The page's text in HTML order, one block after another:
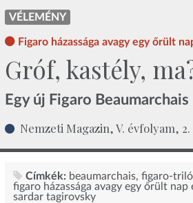
VÉLEMÉNY
Figaro házassága avagy egy őrült
Gróf, kastély,
Egy új Figaro
Nemzeti Magazin, V. évfolyam, 2.
Címkék: beaumarchais figaro-
figaro házassága avagy egy őrült nap
sardar tagirovsky